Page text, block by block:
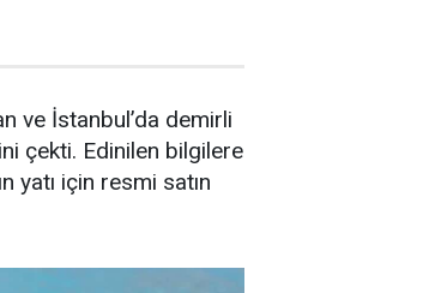
ve İstanbul’da demirli
çekti. Edinilen bilgilere
yatı için resmi satın